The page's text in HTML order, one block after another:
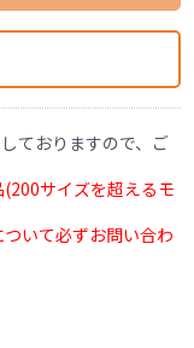
ておりますので、ご
サイズを超えるモ
いて必ずお問い合わ